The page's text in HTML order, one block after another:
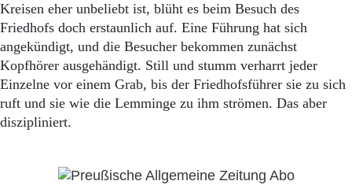
Kreisen eher unbeliebt ist, blüht es beim Besuch des
Friedhofs doch erstaunlich auf. Eine Führung hat sich
angekündigt, und die Besucher bekommen zunächst
Kopfhörer ausgehändigt. Still und stumm verharrt jeder
Einzelne vor einem Grab, bis der Friedhofsführer sie zu sich
ruft und sie wie die Lemminge zu ihm strömen. Das aber
diszipliniert.